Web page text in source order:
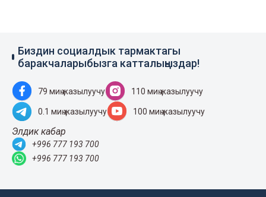
Биздин социалдык тармактагы
баракчаларыбызга катталыңыздар!
79 миң жазылуучу 110 миң жазылуучу
0.1 миң жазылуучу 100 миң жазылуучу
Элдик кабар
+996 777 193 700
+996 777 193 700